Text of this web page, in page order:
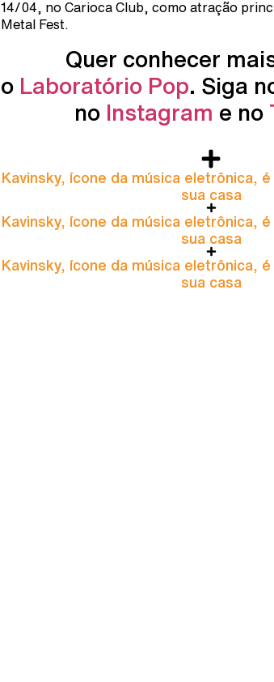
14/04, no Carioca Club, como atração
Metal Fest.
Quer conhecer
o Laboratório Pop. Siga
no Instagram e no
Kavinsky, ícone da música eletrônica,
sua casa
Kavinsky, ícone da música eletrônica,
sua casa
Kavinsky, ícone da música eletrônica,
sua casa